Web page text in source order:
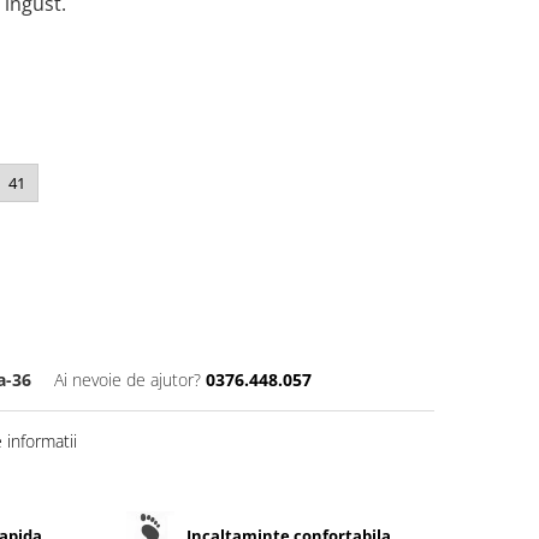
41
36 Ai nevoie de ajutor? 0376.448.057
informatii